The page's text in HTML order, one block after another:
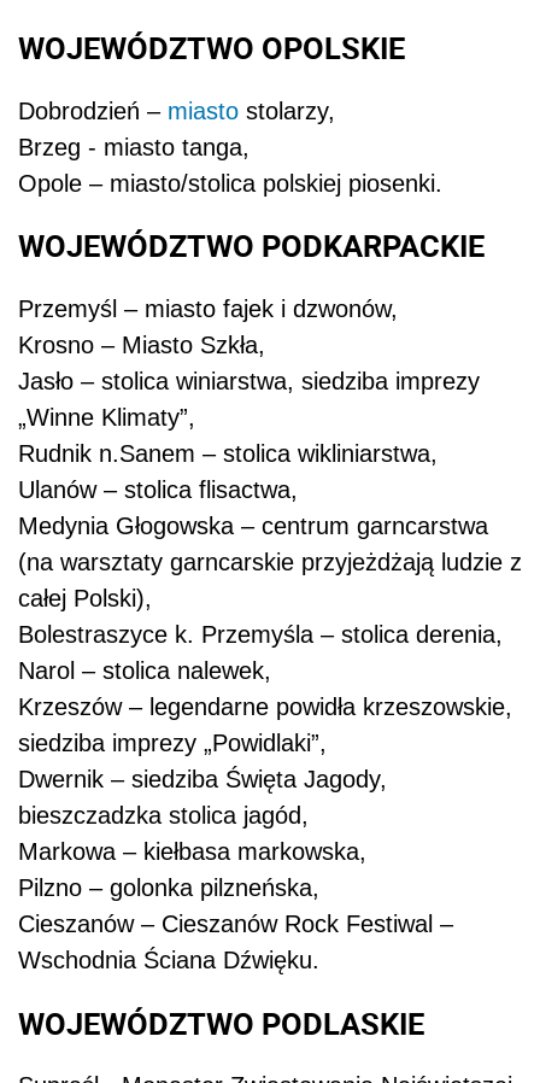
WOJEWÓDZTWO OPOLSKIE
Dobrodzień – miasto stolarzy,
Brzeg - miasto tanga,
Opole – miasto/stolica polskiej piosenki.
WOJEWÓDZTWO PODKARPACKIE
Przemyśl – miasto fajek i dzwonów,
Krosno – Miasto Szkła,
Jasło – stolica winiarstwa, siedziba imprezy
„Winne Klimaty”,
Rudnik n.Sanem – stolica wikliniarstwa,
Ulanów – stolica flisactwa,
Medynia Głogowska – centrum garncarstwa
(na warsztaty garncarskie przyjeżdżają ludzie z
całej Polski),
Bolestraszyce k. Przemyśla – stolica derenia,
Narol – stolica nalewek,
Krzeszów – legendarne powidła krzeszowskie,
siedziba imprezy „Powidlaki”,
Dwernik – siedziba Święta Jagody,
bieszczadzka stolica jagód,
Markowa – kiełbasa markowska,
Pilzno – golonka pilzneńska,
Cieszanów – Cieszanów Rock Festiwal –
Wschodnia Ściana Dźwięku.
WOJEWÓDZTWO PODLASKIE